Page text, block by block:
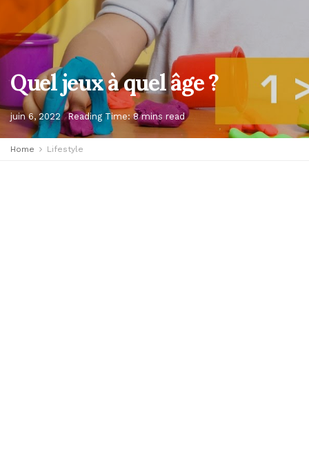
Quel jeux à quel âge ?
juin 6, 2022 Reading Time: 8 mins read
Home Lifestyle